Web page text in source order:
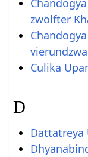
zwölfter
Culika
D
Dattatreya